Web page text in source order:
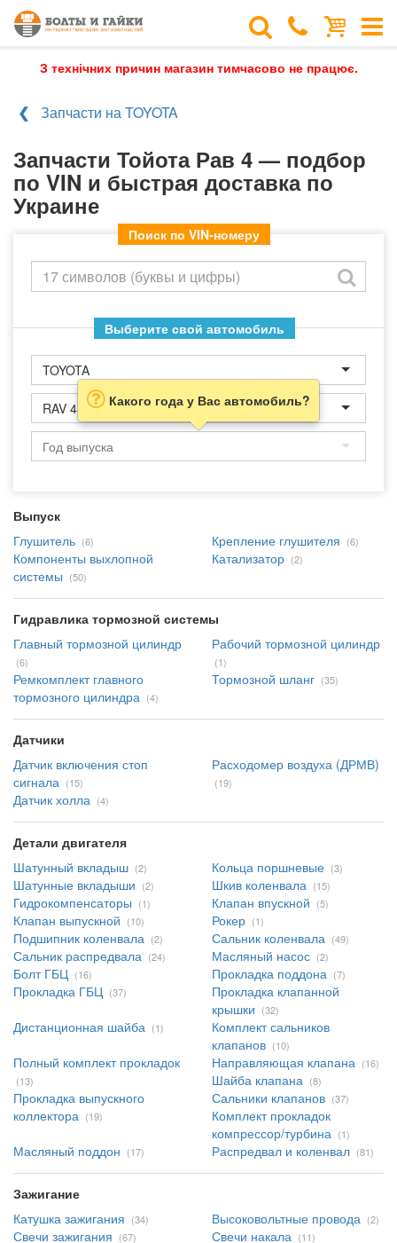
З технічних причин магазин тимчасово не працює.
Запчасти на TOYOTA
Запчасти Тойота Рав 4 — подбор
по VIN и быстрая доставка по
Украине
Поиск по VIN-номеру
Выберите свой автомобиль
TOYOTA
RAV 4 Какого года у Вас автомобиль?
Выпуск
Глушитель (6) Крепление глушителя (6)
Компоненты выхлопной
системы (50)
Катализатор (2)
Гидравлика тормозной системы
Главный тормозной цилиндр
(6)
Рабочий тормозной цилиндр
(1)
Ремкомплект главного
тормозного цилиндра (4)
Тормозной шланг (35)
Датчики
Датчик включения стоп
сигнала (15)
Расходомер воздуха (ДРМВ)
(19)
Датчик холла (4)
Детали двигателя
Шатунный вкладыш (2) Кольца поршневые (3)
Шатунные вкладыши (2) Шкив коленвала (15)
Гидрокомпенсаторы (1) Клапан впускной (5)
Клапан выпускной (10) Рокер (1)
Подшипник коленвала (2) Сальник коленвала (49)
Сальник распредвала (24) Масляный насос (2)
Болт ГБЦ (16) Прокладка поддона (7)
Прокладка ГБЦ (37)
Прокладка клапанной
крышки (32)
Дистанционная шайба (1)
Комплект сальников
клапанов (10)
Полный комплект прокладок
(13)
Направляющая клапана (16)
Шайба клапана (8)
Прокладка выпускного
коллектора (19)
Сальники клапанов (37)
Комплект прокладок
компрессор/турбина (1)
Масляный поддон (17) Распредвал и коленвал (81)
Зажигание
Катушка зажигания (34) Высоковольтные провода (2)
Свечи зажигания (67) Свечи накала (11)